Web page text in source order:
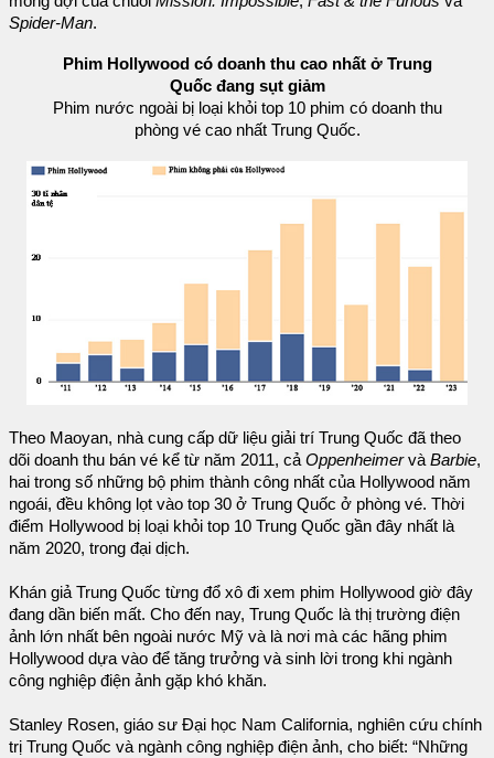
Spider-Man.
Phim Hollywood có doanh thu cao nhất ở Trung
Quốc đang sụt giảm
Phim nước ngoài bị loại khỏi top 10 phim có doanh thu
phòng vé cao nhất Trung Quốc.
Theo Maoyan, nhà cung cấp dữ liệu giải trí Trung Quốc đã theo
dõi doanh thu bán vé kể từ năm 2011, cả Oppenheimervà Barbie,
hai trong số những bộ phim thành công nhất của Hollywood năm
ngoái, đều không lọt vào top 30 ở Trung Quốc ở phòng vé. Thời
điểm Hollywood bị loại khỏi top 10 Trung Quốc gần đây nhất là
năm 2020, trong đại dịch.
Khán giả Trung Quốc từng đổ xô đi xem phim Hollywood giờ đây
đang dần biến mất. Cho đến nay, Trung Quốc là thị trường điện
ảnh lớn nhất bên ngoài nước Mỹ và là nơi mà các hãng phim
Hollywood dựa vào để tăng trưởng và sinh lời trong khi ngành
công nghiệp điện ảnh gặp khó khăn.
Stanley Rosen, giáo sư Đại học Nam California, nghiên cứu chính
trị Trung Quốc và ngành công nghiệp điện ảnh, cho biết: “Những